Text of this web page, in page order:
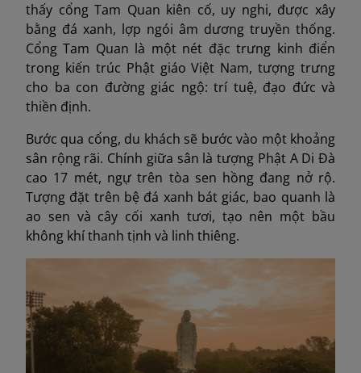
thấy cổng Tam Quan kiên cố, uy nghi, được xây
bằng đá xanh, lợp ngói âm dương truyền thống.
Cổng Tam Quan là một nét đặc trưng kinh điển
trong kiến trúc Phật giáo Việt Nam, tượng trưng
cho ba con đường giác ngộ: trí tuệ, đạo đức và
thiền định.
Bước qua cổng, du khách sẽ bước vào một khoảng
sân rộng rãi. Chính giữa sân là tượng Phật A Di Đà
cao 17 mét, ngự trên tòa sen hồng đang nở rộ.
Tượng đặt trên bệ đá xanh bát giác, bao quanh là
ao sen và cây cối xanh tươi, tạo nên một bầu
không khí thanh tịnh và linh thiêng.